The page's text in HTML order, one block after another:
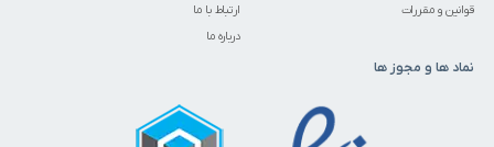
قوانین و مقررات
ارتباط با ما
درباره ما
نماد ها و مجوز ها